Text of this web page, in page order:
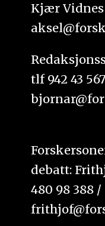
Kjær Vidnes
tlf 942 43
debatt:
480 98 388 /